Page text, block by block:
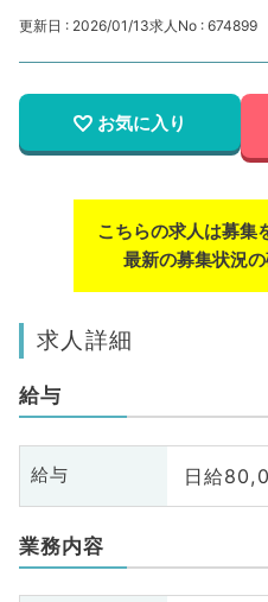
更新日 : 2026/01/13求人No : 674899
お気に入り
こちらの求人は募集
最新の募集状況の
求人詳細
給与
給与 日給
業務内容